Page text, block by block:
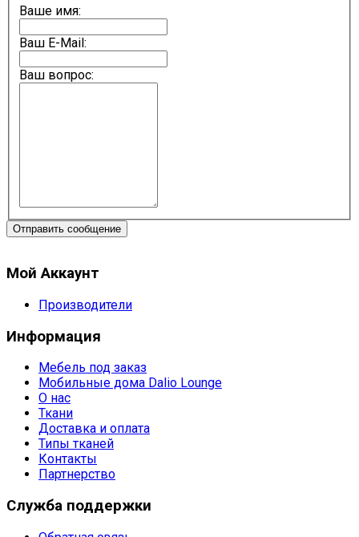
Ваше имя:
Ваш E-Mail:
Ваш вопрос:
Отправить сообщение
Мой Аккаунт
Производители
Информация
Мебель под заказ
Мобильные дома Dalio Lounge
О нас
Ткани
Доставка и оплата
Типы тканей
Контакты
Партнерство
Служба поддержки